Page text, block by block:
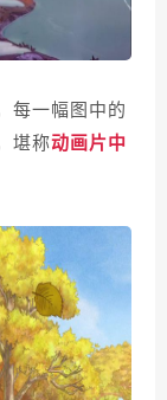
每一幅图中的
堪称动画片中